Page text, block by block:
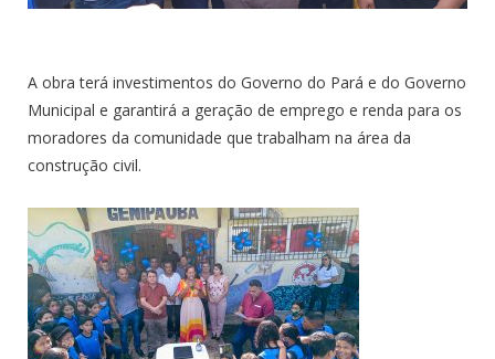
A obra terá investimentos do Governo do Pará e do Governo
Municipal e garantirá a geração de emprego e renda para os
moradores da comunidade que trabalham na área da
construção civil.